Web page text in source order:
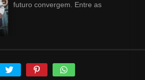
futuro convergem. Entre as
começa para Reiko Kujirai — um
romance que parece tão familiar